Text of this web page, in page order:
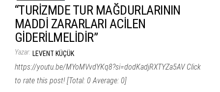
“TURİZMDE TUR MAĞDURLARININ
MADDİ ZARARLARI ACİLEN
GİDERİLMELİDİR”
Yazar: LEVENT KÜÇÜK
https://youtu.be/MYoMVvdYKq8?si=dodKadjRXTYZa5AV Click
to rate this post! [Total: 0 Average: 0]